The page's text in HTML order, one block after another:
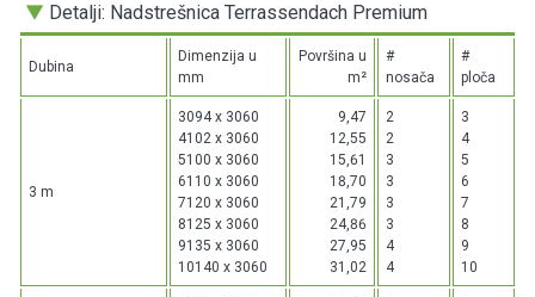
▼ Detalji: Nadstrešnica Terrassendach Premium
Dubina
Dimenzija u
mm
Površina u
m²
#
nosača
#
ploča
3 m
3094 x 3060
4102 x 3060
5100 x 3060
6110 x 3060
7120 x 3060
8125 x 3060
9135 x 3060
10140 x 3060
9,47
12,55
15,61
18,70
21,79
24,86
27,95
31,02
2
2
3
3
3
3
4
4
3
4
5
6
7
8
9
10